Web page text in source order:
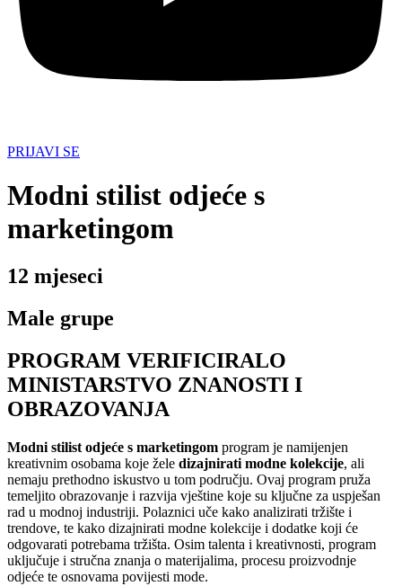
PRIJAVI SE
Modni stilist odjeće s
marketingom
12 mjeseci
Male grupe
PROGRAM VERIFICIRALO
MINISTARSTVO ZNANOSTI I
OBRAZOVANJA
Modni stilist odjeće s marketingom program je namijenjen
kreativnim osobama koje žele dizajnirati modne kolekcije, ali
nemaju prethodno iskustvo u tom području. Ovaj program pruža
temeljito obrazovanje i razvija vještine koje su ključne za uspješan
rad u modnoj industriji. Polaznici uče kako analizirati tržište i
trendove, te kako dizajnirati modne kolekcije i dodatke koji će
odgovarati potrebama tržišta. Osim talenta i kreativnosti, program
uključuje i stručna znanja o materijalima, procesu proizvodnje
odjeće te osnovama povijesti mode.